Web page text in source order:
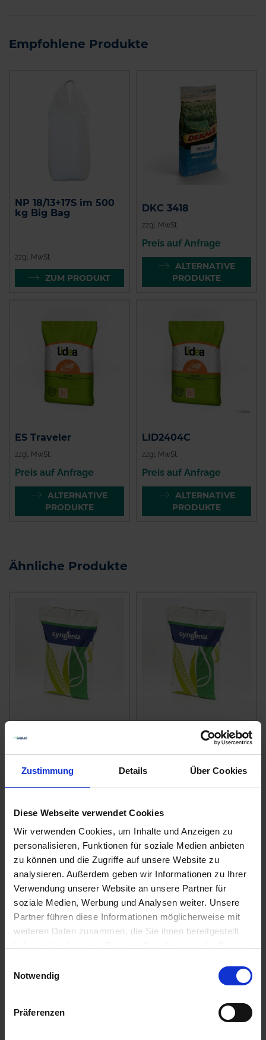
Zustimmung Details Über Cookies
Diese Webseite verwendet Cookies
Wir verwenden Cookies, um Inhalte und Anzeigen zu
personalisieren, Funktionen für soziale Medien anbieten
zu können und die Zugriffe auf unsere Website zu
analysieren. Außerdem geben wir Informationen zu Ihrer
Verwendung unserer Website an unsere Partner für
soziale Medien, Werbung und Analysen weiter. Unsere
Partner führen diese Informationen möglicherweise mit
weiteren Daten zusammen, die Sie ihnen bereitgestellt
Notwendig
Präferenzen
Empfohlene Produkte
NP 18/13+17S im 500
kg Big Bag
zzgl. MwSt.
ZUM PRODUKT
DKC 3418
zzgl. MwSt.
Preis auf Anfrage
ALTERNATIVE
PRODUKTE
ES Traveler
zzgl. MwSt.
Preis auf Anfrage
ALTERNATIVE
PRODUKTE
LID2404C
zzgl. MwSt.
Preis auf Anfrage
ALTERNATIVE
PRODUKTE
Ähnliche Produkte
Preis auf Anfrage
ALTERNATIVE
MaxiMaize mittelfrüh
Preis auf Anfrage
ALTERNATIVE
zzgl. MwSt.
ALTERNATIVE
ALTERNATIVE